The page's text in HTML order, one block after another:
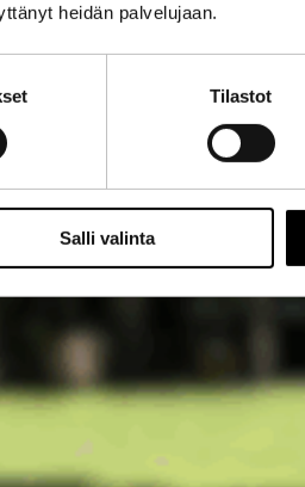
heidän palvelujaan.
Tilastot
Salli valinta